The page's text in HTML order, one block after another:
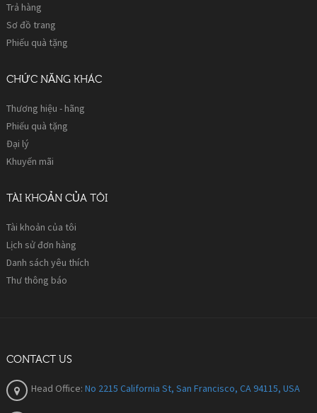
Trả hàng
Sơ đồ trang
Phiếu quà tặng
CHỨC NĂNG KHÁC
Thương hiệu - hãng
Phiếu quà tặng
Đại lý
Khuyến mãi
TÀI KHOẢN CỦA TÔI
Tài khoản của tôi
Lịch sử đơn hàng
Danh sách yêu thích
Thư thông báo
CONTACT US
Head Office: No 2215 California St, San Francisco, CA 94115, USA